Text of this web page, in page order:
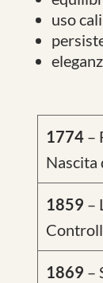
uso
1774 –
Nascita
1859 –
1869 –